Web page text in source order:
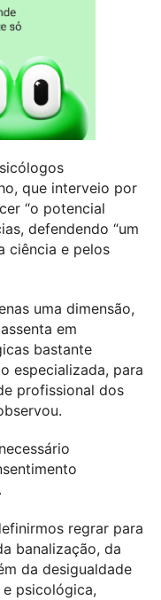
que interveio por
“o potencial
defendendo “um
ciência e pelos
uma dimensão,
em
bastante
especializada, para
profissional dos
regrar para
banalização, da
da desigualdade
psicológica,